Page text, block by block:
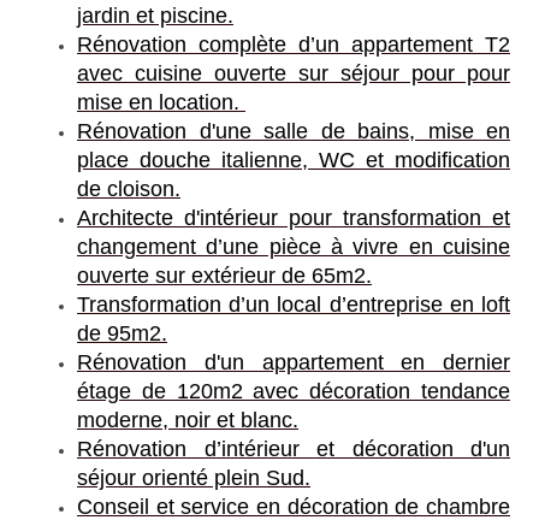
jardin et piscine.
Rénovation complète d’un appartement T2
avec cuisine ouverte sur séjour pour pour
mise en location.
Rénovation d'une salle de bains, mise en
place douche italienne, WC et modification
de cloison.
Architecte d'intérieur pour transformation et
changement d’une pièce à vivre en cuisine
ouverte sur extérieur de 65m2.
Transformation d’un local d’entreprise en loft
de 95m2.
Rénovation d'un appartement en dernier
étage de 120m2 avec décoration tendance
moderne, noir et blanc.
Rénovation d’intérieur et décoration d'un
séjour orienté plein Sud.
Conseil et service en décoration de chambre